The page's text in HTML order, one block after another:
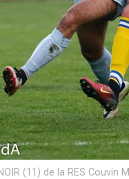
(11) de la RES Couvin